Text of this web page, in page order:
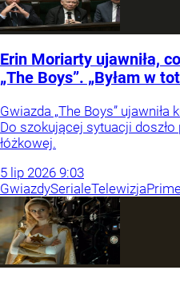
Erin Moriarty ujawniła,
„The Boys”. „Byłam w
Gwiazda „The Boys” ujawniła
Do szokującej sytuacji
łóżkowej.
5 lip 2026 9:03
GwiazdySerialeTelewizja